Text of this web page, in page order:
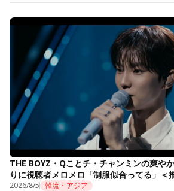
THE BOYZ・Qことチ・チャンミンの爽や
りに視聴者メロメロ「制服似合ってる」＜
2026/8/5 韓流・アジア